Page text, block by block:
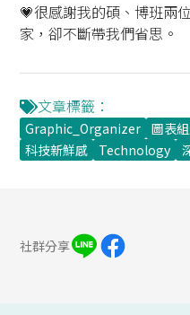
💗很感謝我的碩、博班兩
家，卻不斷帶我們省思。
文章標籤：
Graphic_Organizer 圖表
科技新鮮感
Technology
社群分享